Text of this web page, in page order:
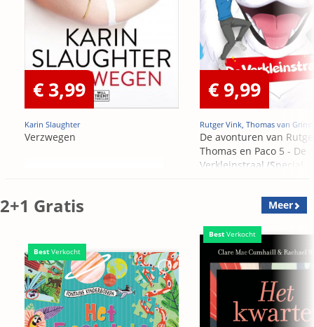
€ 3,99
Karin Slaughter
Verzwegen
€ 9,99
Rutger Vink, Thomas van
De avonturen van
Thomas en Paco 5 - De
Verkleinstraal (Special
2+1 Gratis Meer
Best Verkocht
Best Verkocht